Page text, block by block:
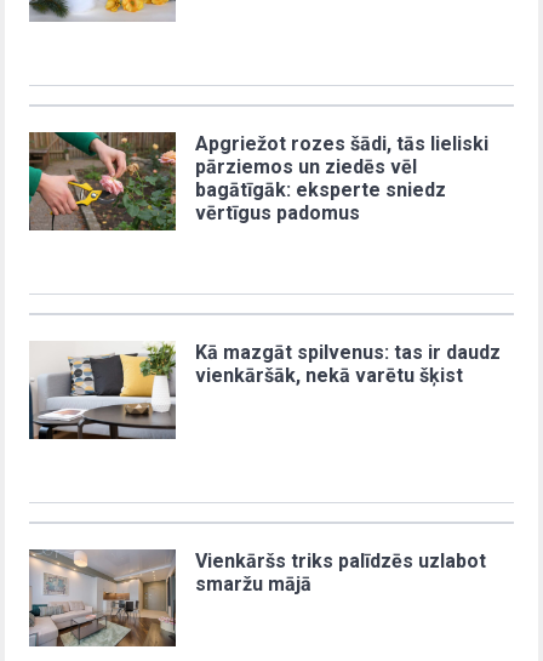
Apgriežot rozes šādi, tās lieliski
pārziemos un ziedēs vēl
bagātīgāk: eksperte sniedz
vērtīgus padomus
Kā mazgāt spilvenus: tas ir daudz
vienkāršāk, nekā varētu šķist
Vienkāršs triks palīdzēs uzlabot
smaržu mājā